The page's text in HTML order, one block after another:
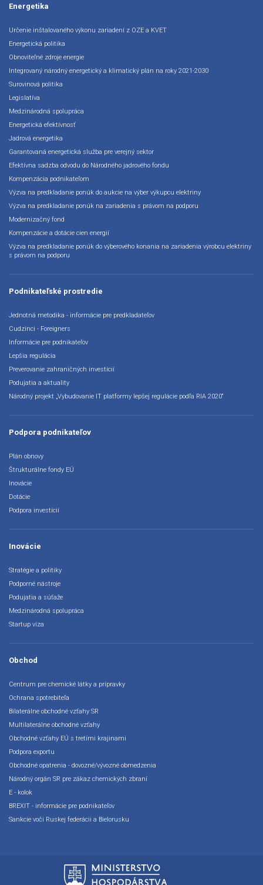
Energetika
Určenie inštalovaného výkonu zariadení z OZE a KVET
Energetická politika
Obnoviteľné zdroje energie
Integrovaný národný energetický a klimatický plán na roky 2021-2030
Surovinová politika
Legislatíva
Medzinárodná spolupráca
Energetická efektívnosť
Jadrová energetika
Garantovaná energetická služba pre verejný sektor
Efektívna sadzba odvodu do Národného jadrového fondu
Kompenzácia podnikateľom
Výzva na predkladanie ponúk do aukcie na výber výkupcu elektriny
Výzva na predkladanie ponúk na zariadenia s právom na podporu
Modernizačný fond
Kompenzácie a dotácie cien energií
Výzva na predkladanie ponúk do výberového konania na zariadenia výrobcu elektriny
s právom na podporu
Podnikateľské prostredie
Jednotná metodika - informácie pre predkladateľov
Cudzinci - Foreigners
Informácie pre podnikateľov
Lepšia regulácia
Preverovanie zahraničných investícií
Podujatia a aktuality
Národný projekt „Vybudovanie IT platformy lepšej regulácie podľa RIA 2020“
Podpora podnikateľov
Plán obnovy
Štrukturálne fondy EÚ
Inovácie
Dotácie
Podpora investícií
Inovácie
Stratégie a politiky
Podporné nástroje
Podujatia a súťaže
Medzinárodná spolupráca
Startup víza
Obchod
Centrum pre chemické látky a prípravky
Ochrana spotrebiteľa
Bilaterálne obchodné vzťahy SR
Multilaterálne obchodné vzťahy
Obchodné vzťahy EÚ s tretími krajinami
Podpora exportu
Obchodné opatrenia - dovozné/vývozné obmedzenia
Národný orgán SR pre zákaz chemických zbraní
E - kolok
BREXIT - informácie pre podnikateľov
Sankcie voči Ruskej federácii a Bielorusku